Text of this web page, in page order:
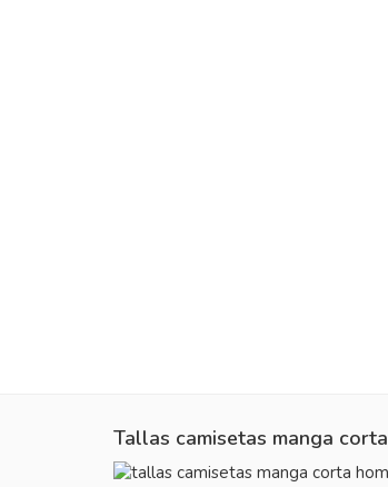
Tallas camisetas manga